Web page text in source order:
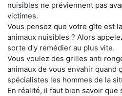
nuisibles ne préviennent pas
victimes.
Vous pensez que votre gîte est
animaux nuisibles ? Alors
sorte d'y remédier au plus vite.
Vous voulez des grilles anti
animaux de vous envahir quand
spécialistes les hommes de la
En réalité, il faut bien savoir